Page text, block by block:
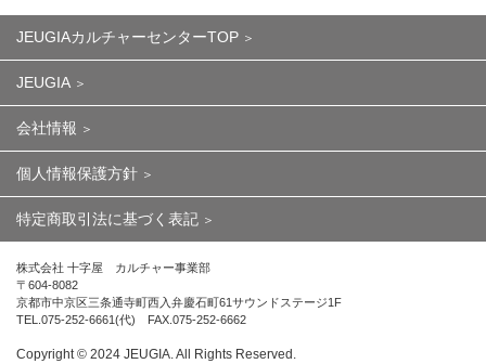
JEUGIAカルチャーセンターTOP
JEUGIA
会社情報
個人情報保護方針
特定商取引法に基づく表記
株式会社 十字屋 カルチャー事業部
〒604-8082
京都市中京区三条通寺町西入弁慶石町61サウンドステージ1F
TEL.075-252-6661(代) FAX.075-252-6662
Copyright ©︎ 2024 JEUGIA. All Rights Reserved.